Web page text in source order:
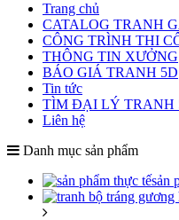
Trang chủ
CATALOG TRANH
CÔNG TRÌNH THI
THÔNG TIN XƯỞNG
BÁO GIÁ TRANH 5D
Tin tức
TÌM ĐẠI LÝ TRANH
Liên hệ
Danh mục sản phẩm
sản